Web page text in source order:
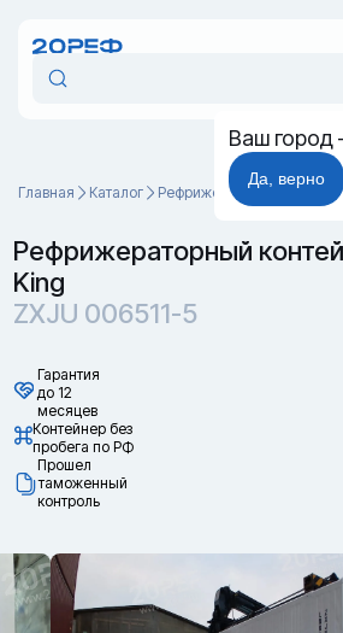
Ваш
Да, верно
Главная Каталог Рефрижераторные
Рефрижераторный
King
ZXJU 006511-5
Гарантия
до 12
месяцев
Контейнер без
пробега по РФ
Прошел
таможенный
контроль